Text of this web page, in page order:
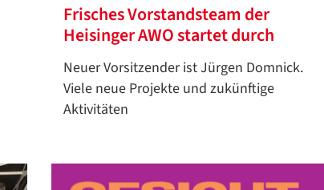
Frisches Vorstandsteam der
Heisinger AWO startet durch
Neuer Vorsitzender ist Jürgen Domnick.
Viele neue Projekte und zukünftige
Aktivitäten